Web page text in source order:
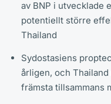
av BNP i utvecklade
potentiellt större
Thailand
Sydostasiens
årligen, och
främsta tillsammans